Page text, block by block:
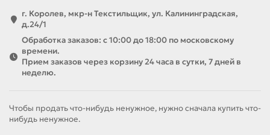
г. Королев, мкр-н Текстильщик, ул. Калининградская,
д.24/1
Обработка заказов: с 10:00 до 18:00 по московскому
времени.
Прием заказов через корзину 24 часа в сутки, 7 дней в
неделю.
Чтобы продать что-нибудь ненужное, нужно сначала купить что-
нибудь ненужное.